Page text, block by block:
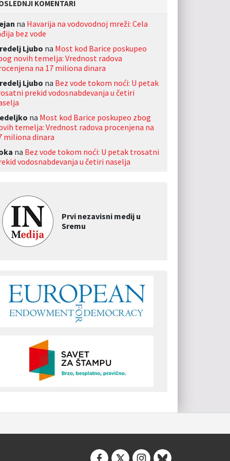
KOMENTARI
na Havarija na vodovodnoj mreži: Cela
bez vode
Ljubo na Most kod Barice poskupeo
novih temelja: Vrednost radova
na 17 miliona dinara
Ljubo na Bez vode tokom noći: U petak
prekid vodosnabdevanja u četiri
na Most kod Barice poskupeo zbog
temelja: Vrednost radova procenjena na
miliona dinara
na Bez vode tokom noći: U petak trosatni
vodosnabdevanja u četiri naselja
Prvi nezavisni medij u
Sremu